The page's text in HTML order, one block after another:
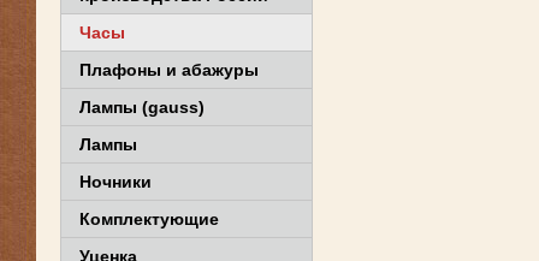
Часы
Плафоны и абажуры
Лампы (gauss)
Лампы
Ночники
Комплектующие
Уценка